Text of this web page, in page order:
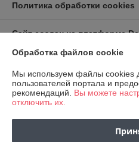
Политика обработки cookies
Сайт создан на платформе
Информация для покупателя
Юридическое лицо:ООО «Флорист
220067, Республика Беларусь,
Регистрационный номер ЕГР:
Обработка файлов cookie
Мы используем файлы cookies
пользователей портала и
рекомендаций. Вы можете
отключить их.